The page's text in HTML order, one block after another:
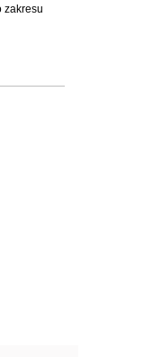
zakresu